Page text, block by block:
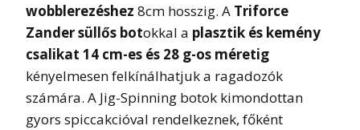
wobblerezéshez 8cm hosszig. A Triforce
Zander süllős botokkal a plasztik és kemény
csalikat 14 cm-es és 28 g-os méretig
kényelmesen felkínálhatjuk a ragadozók
számára. A Jig-Spinning botok kimondottan
gyors spiccakcióval rendelkeznek, főként